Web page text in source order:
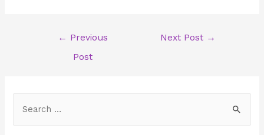
Post
navigation
← Previous
Post
Next Post →